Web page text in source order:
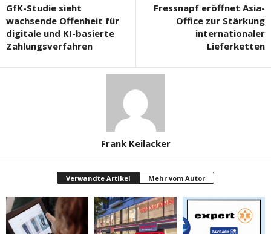
GfK-Studie sieht
wachsende Offenheit für
digitale und KI-basierte
Zahlungsverfahren
Fressnapf eröffnet Asia-
Office zur Stärkung
internationaler
Lieferketten
Frank Keilacker
Verwandte Artikel Mehr vom Autor